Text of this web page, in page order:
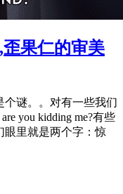
果仁的审美
谜。。对有一些我们
you kidding me?有些
眼里就是两个字：惊